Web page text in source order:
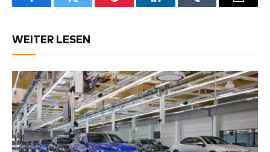
FacebookTwitter Pinterest LinkedInTumblr Email
WEITER LESEN